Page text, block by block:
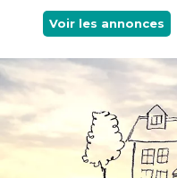
Voir les annonces